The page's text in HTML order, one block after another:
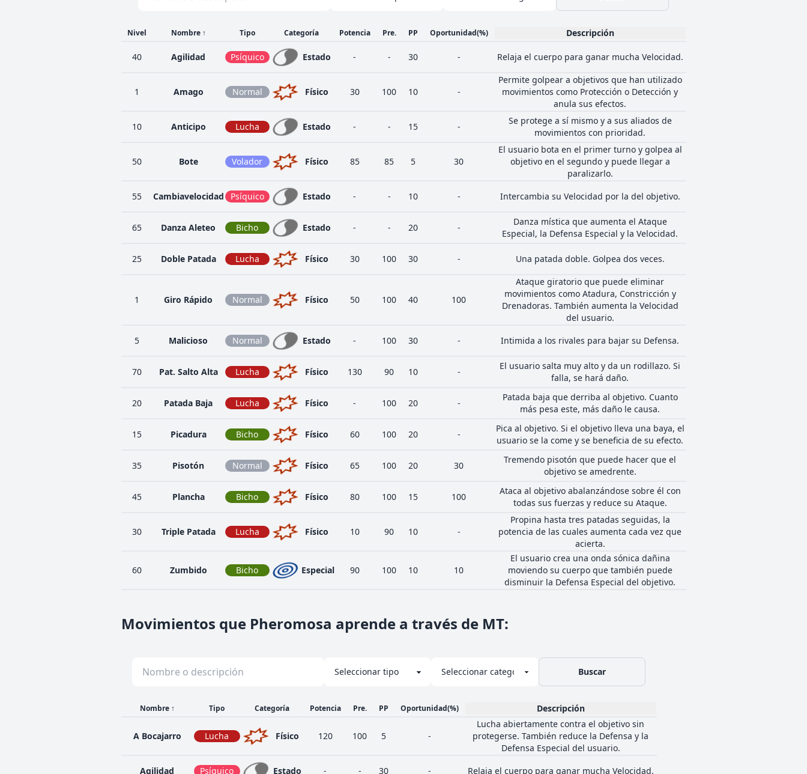
Nivel Nombre ↑ Tipo Categoría Potencia Pre. PP Oportunidad(%) Descripción
40 Agilidad Psíquico Estado - - 30 - Relaja el cuerpo para ganar mucha Velocidad.
1 Amago Normal Físico 30 100 10 -
Permite golpear a objetivos que han utilizado
movimientos como Protección o Detección y
anula sus efectos.
10
Anticipo Lucha Estado - - 15 -
Se protege a sí mismo y a sus aliados de
movimientos con prioridad.
50 Bote Volador Físico 85 85 5 30
El usuario bota en el primer turno y golpea al
objetivo en el segundo y puede llegar a
paralizarlo.
55
Cambiavelocidad Psíquico Estado - - 10 - Intercambia su Velocidad por la del objetivo.
65 Danza Aleteo Bicho Estado - - 20 -
Danza mística que aumenta el Ataque
Especial, la Defensa Especial y la Velocidad.
25 Doble Patada Lucha Físico 30 100 30 - Una patada doble. Golpea dos veces.
1 Giro Rápido Normal Físico 50 100 40 100
Ataque giratorio que puede eliminar
movimientos como Atadura, Constricción y
Drenadoras. También aumenta la Velocidad
del usuario.
5
Malicioso Normal Estado - 100 30 - Intimida a los rivales para bajar su Defensa.
70 Pat. Salto Alta Lucha Físico 130 90 10 -
El usuario salta muy alto y da un rodillazo. Si
falla, se hará daño.
20 Patada Baja Lucha Físico - 100 20 -
Patada baja que derriba al objetivo. Cuanto
más pesa este, más daño le causa.
15 Picadura Bicho Físico 60 100 20 -
Pica al objetivo. Si el objetivo lleva una baya, el
usuario se la come y se beneficia de su efecto.
35 Pisotón Normal Físico 65 100 20 30
Tremendo pisotón que puede hacer que el
objetivo se amedrente.
45 Plancha Bicho Físico 80 100 15 100
Ataca al objetivo abalanzándose sobre él con
todas sus fuerzas y reduce su Ataque.
30 Triple Patada Lucha Físico 10 90 10 -
Propina hasta tres patadas seguidas, la
potencia de las cuales aumenta cada vez que
acierta.
60 Zumbido Bicho Especial 90 100 10 10
El usuario crea una onda sónica dañina
moviendo su cuerpo que también puede
disminuir la Defensa Especial del objetivo.
Movimientos que Pheromosa aprende a través de MT:
Buscar
Nombre ↑ Tipo Categoría Potencia Pre. PP Oportunidad(%) Descripción
A Bocajarro Lucha Físico 120 100 5 -
Lucha abiertamente contra el objetivo sin
protegerse. También reduce la Defensa y la
Defensa Especial del usuario.
Agilidad
Psíquico Estado - - 30 - Relaja el cuerpo para ganar mucha Velocidad.